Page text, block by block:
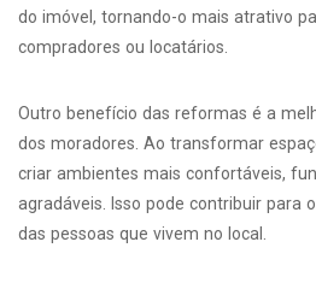
do imóvel, tornando-o mais atrativo
compradores ou locatários.
Outro benefício das reformas é a
dos moradores. Ao transformar
criar ambientes mais confortáveis,
agradáveis. Isso pode contribuir para
das pessoas que vivem no local.